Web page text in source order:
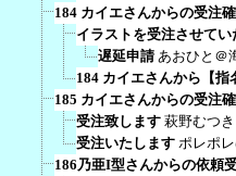
184 カイエさんからの受注
イラストを受注させてい
遅延申請 あおひと＠
184 カイエさんから【指
185 カイエさんからの受注
受注致します 萩野むつ
受注いたします ポレポ
186乃亜I型さんからの依頼